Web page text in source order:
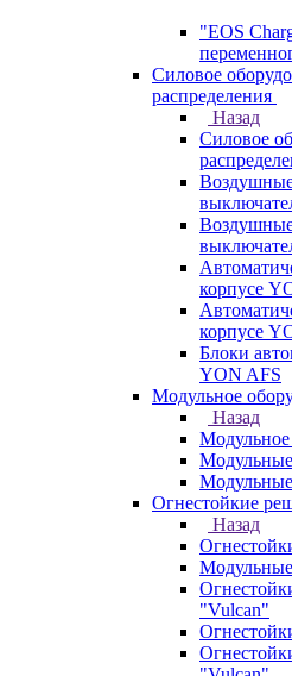
"EOS
Силовое
распределения
Назад
Силовое
корпусе
корпусе
Блоки
YON AFS
Модульное
Назад
Модульное
Огнестойкие
Назад
"Vulcan"